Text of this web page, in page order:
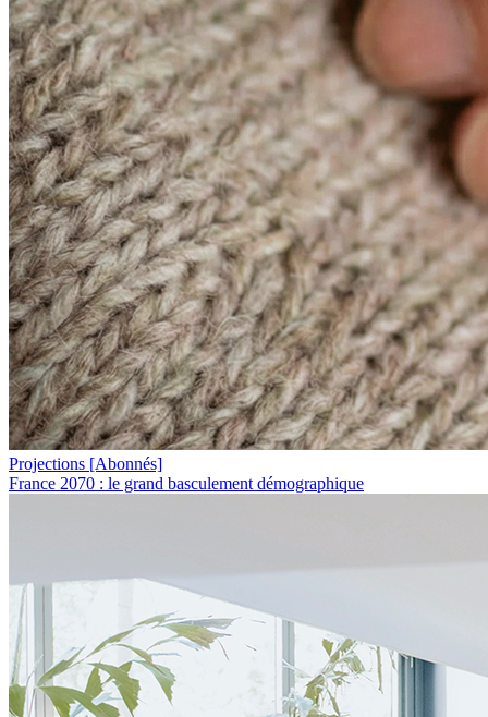
Projections [Abonnés]
France 2070 : le grand basculement démographique